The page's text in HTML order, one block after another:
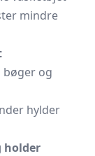
mindre
bøger og
hylder
holder